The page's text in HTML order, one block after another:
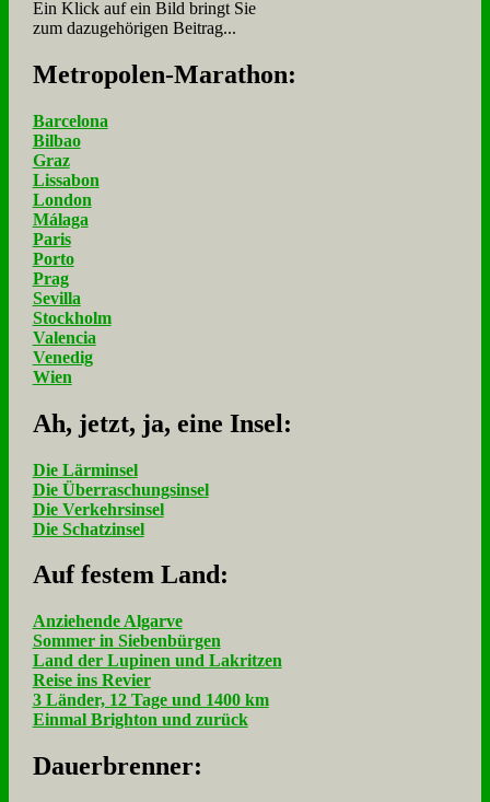
Ein Klick auf ein Bild bringt Sie
zum dazugehörigen Beitrag...
Me­tro­po­len-Ma­ra­thon:
Barcelona
Bilbao
Graz
Lissabon
London
Málaga
Paris
Porto
Prag
Sevilla
Stockholm
Valencia
Venedig
Wien
Ah, jetzt, ja, ei­ne In­sel:
Die Lärminsel
Die Überraschungsinsel
Die Verkehrsinsel
Die Schatzinsel
Auf fe­stem Land:
Anziehende Algarve
Sommer in Siebenbürgen
Land der Lupinen und Lakritzen
Reise ins Revier
3 Länder, 12 Tage und 1400 km
Einmal Brighton und zurück
Dau­er­bren­ner: